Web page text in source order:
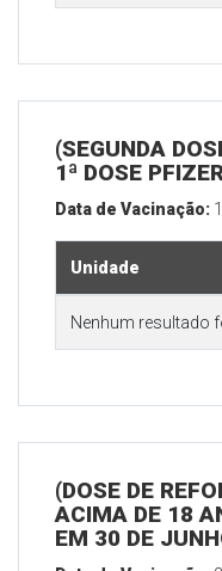
(SEGUNDA
1ª DOSE
Data de Vacinação:
Unidade
Nenhum resultado
(DOSE DE
ACIMA DE 18
EM 30 DE